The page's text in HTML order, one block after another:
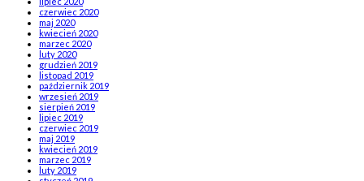
czerwiec 2020
maj 2020
kwiecień 2020
marzec 2020
luty 2020
grudzień 2019
listopad 2019
październik 2019
wrzesień 2019
sierpień 2019
lipiec 2019
czerwiec 2019
maj 2019
kwiecień 2019
marzec 2019
luty 2019